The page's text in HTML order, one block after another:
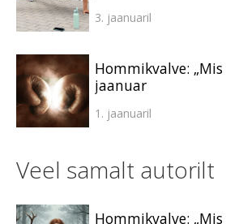
3. jaanuaril
Hommikvalve: „Mis
jaanuar
1. jaanuaril
Veel samalt autorilt
Hommikvalve: „Mis